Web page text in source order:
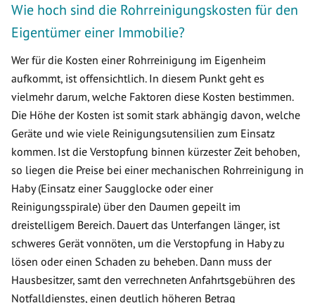
Wie hoch sind die Rohrreinigungskosten für den
Eigentümer einer Immobilie?
Wer für die Kosten einer Rohrreinigung im Eigenheim
aufkommt, ist offensichtlich. In diesem Punkt geht es
vielmehr darum, welche Faktoren diese Kosten bestimmen.
Die Höhe der Kosten ist somit stark abhängig davon, welche
Geräte und wie viele Reinigungsutensilien zum Einsatz
kommen. Ist die Verstopfung binnen kürzester Zeit behoben,
so liegen die Preise bei einer mechanischen Rohrreinigung in
Haby (Einsatz einer Saugglocke oder einer
Reinigungsspirale) über den Daumen gepeilt im
dreistelligem Bereich. Dauert das Unterfangen länger, ist
schweres Gerät vonnöten, um die Verstopfung in Haby zu
lösen oder einen Schaden zu beheben. Dann muss der
Hausbesitzer, samt den verrechneten Anfahrtsgebühren des
Notfalldienstes, einen deutlich höheren Betrag